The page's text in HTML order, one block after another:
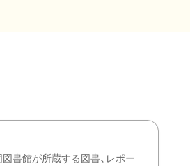
書館が所蔵する図書、レポー